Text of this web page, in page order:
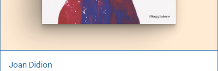
Joan Didion